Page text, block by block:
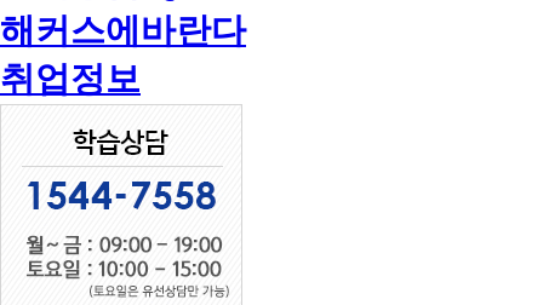
해커스에바란다
취업정보